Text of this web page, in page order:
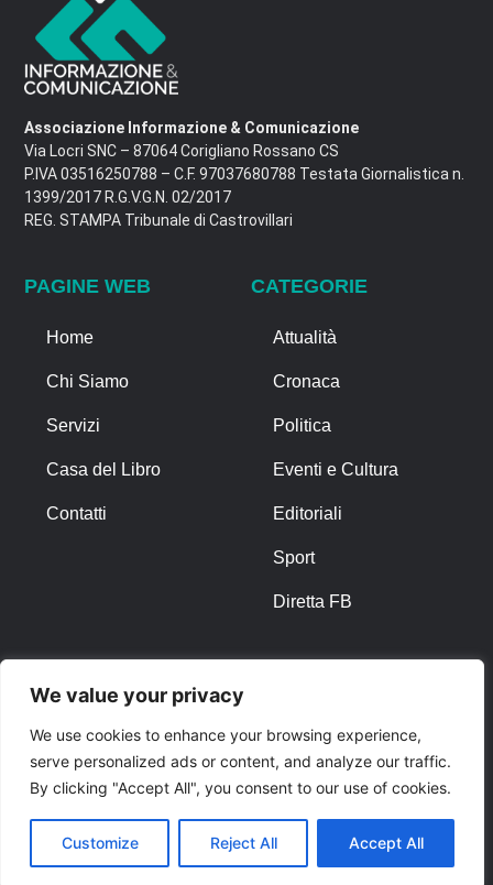
We value your privacy
We use cookies to enhance your browsing experience,
serve personalized ads or content, and analyze our traffic.
By clicking "Accept All", you consent to our use of cookies.
Customize Reject All Accept All
Associazione Informazione & Comunicazione
Via Locri SNC – 87064 Corigliano Rossano CS
P.IVA 03516250788 – C.F. 97037680788 Testata Giornalistica n.
1399/2017 R.G.V.G.N. 02/2017
REG. STAMPA Tribunale di Castrovillari
PAGINE WEB
Home
Chi Siamo
Servizi
Casa del Libro
Contatti
CATEGORIE
Attualità
Cronaca
Politica
Eventi e Cultura
Editoriali
Sport
Diretta FB
Privacy Policy